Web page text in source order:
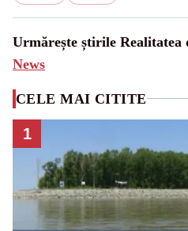
Urmărește știrile Realitatea
News
CELE MAI CITITE
1